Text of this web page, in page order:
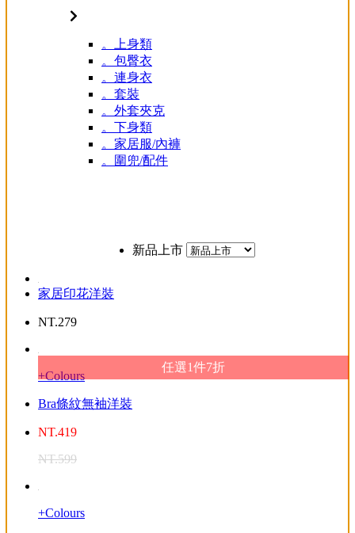
。上身類
。包臀衣
。連身衣
。套裝
。外套夾克
。下身類
。家居服/內褲
。圍兜/配件
新品上市
家居印花洋裝
NT.279
+Colours
任選1件7折
Bra條紋無袖洋裝
NT.419
NT.599
+Colours